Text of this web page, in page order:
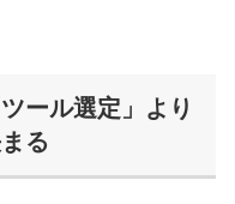
ール選定」より
る